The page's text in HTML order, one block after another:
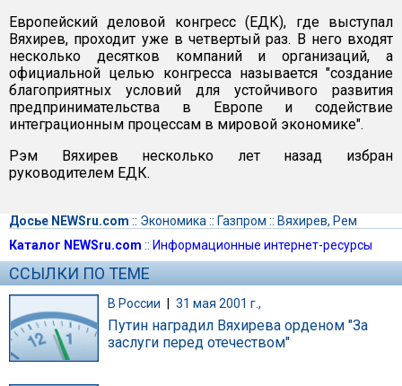
Европейский деловой конгресс (ЕДК), где выступал
Вяхирев, проходит уже в четвертый раз. В него входят
несколько десятков компаний и организаций, а
официальной целью конгресса называется "создание
благоприятных условий для устойчивого развития
предпринимательства в Европе и содействие
интеграционным процессам в мировой экономике".
Рэм Вяхирев несколько лет назад избран
руководителем ЕДК.
Досье NEWSru.com :: Экономика :: Газпром :: Вяхирев, Рем
Каталог NEWSru.com :: Информационные интернет-ресурсы
ССЫЛКИ ПО ТЕМЕ
В России 31 мая 2001 г.,
Путин наградил Вяхирева орденом "За
заслуги перед отечеством"